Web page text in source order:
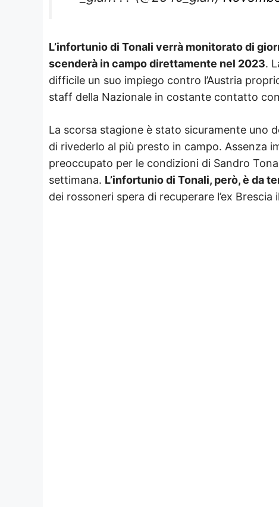
L’infortunio di Tonali verrà monitorato di
scenderà in campo direttamente nel 2023 .
difficile un suo impiego contro l’Austria
staff della Nazionale in costante contatto con
La scorsa stagione è stato sicuramente uno
di rivederlo al più presto in campo. Assenza
preoccupato per le condizioni di Sandro
settimana. L’infortunio di Tonali, però, è da
dei rossoneri spera di recuperare l’ex Brescia